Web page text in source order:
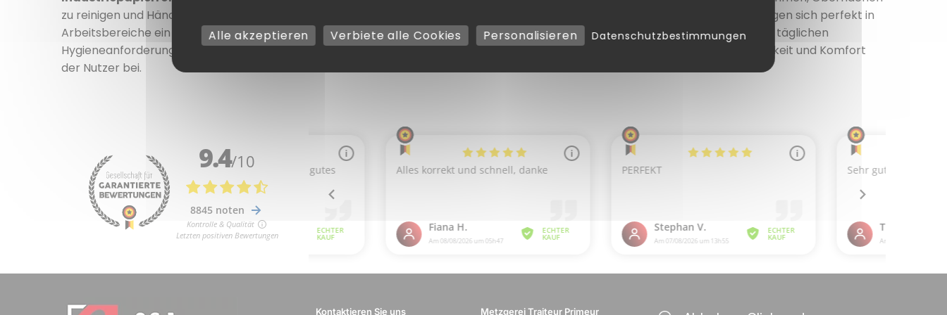
zu reinigen und Hände oder Geräte schnell zu trocknen. Diese Produkte sind einfach zu handhaben und praktisch zu lagern. Sie fügen sich perfekt in
Arbeitsbereiche ein und könnenmit oder ohne Spenderverwendet werden. Sie bieten eine schnelle und effektive Lösung für die täglichen
Hygieneanforderungen. Unverzichtbar in vielen Branchen tragenReinigungstücherzur Verbesserung von Organisation, Sauberkeit und Komfort
der Nutzer bei.
Kontaktieren Sie uns Metzgerei Traiteur Primeur
Alle akzeptieren Verbiete alle Cookies Personalisieren Datenschutzbestimmungen